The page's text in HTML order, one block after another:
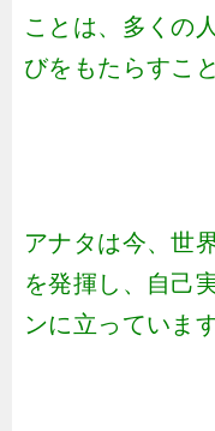
ことは、多くの
びをもたらすこ
アナタは今、世
を発揮し、自己
ンに立っています